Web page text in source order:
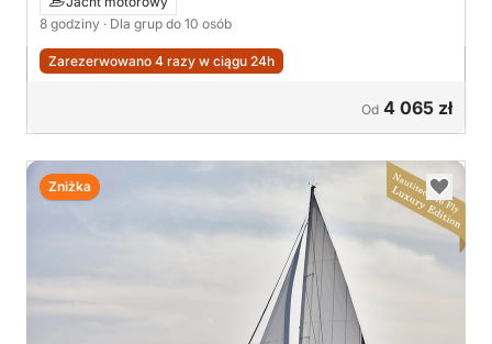
8 godziny · Dla grup do 10 osób
Zarezerwowano 4 razy w ciągu 24h
Od 4 065 zł
Zniżka